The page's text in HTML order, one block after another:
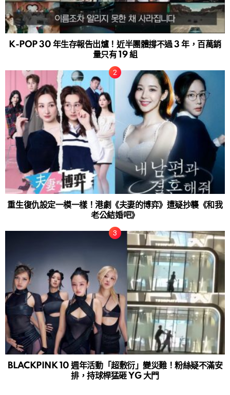
K-POP 30 年生存報告出爐！近半團體撐不過 3 年，百萬銷
量只有 19 組
重生復仇設定一模一樣！港劇《夫妻的博弈》遭疑抄襲《和我
老公結婚吧》
BLACKPINK 10 週年活動「超敷衍」變災難！粉絲疑不滿安
排，持球桿猛砸 YG 大門